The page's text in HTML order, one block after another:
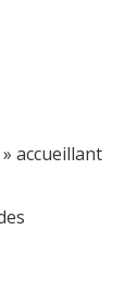
accueillant